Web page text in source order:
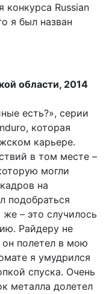
конкурса Russian
я был назван
области, 2014
есть?», серии
которая
карьере.
в том месте –
могли
на
подобраться
– это случилось
Райдеру не
полетел в мою
я умудрился
спуска. Очень
металла долетел